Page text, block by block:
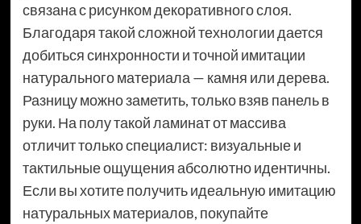
связана с рисунком декоративного слоя.
Благодаря такой сложной технологии дается
добиться синхронности и точной имитации
натурального материала — камня или дерева.
Разницу можно заметить, только взяв панель в
руки. На полу такой ламинат от массива
отличит только специалист: визуальные и
тактильные ощущения абсолютно идентичны.
Если вы хотите получить идеальную имитацию
натуральных материалов, покупайте